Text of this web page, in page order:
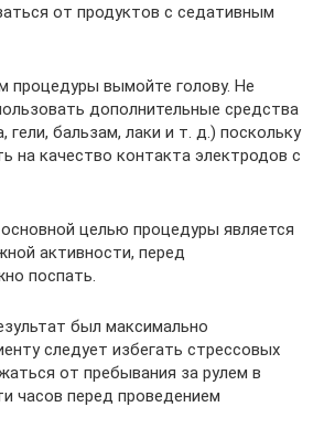
от продуктов с седативным
процедуры вымойте голову. Не
дополнительные средства
гели, бальзам, лаки и т. д.) поскольку
на качество контакта электродов с
целью процедуры является
активности, перед
поспать.
был максимально
следует избегать стрессовых
от пребывания за рулем в
часов перед проведением